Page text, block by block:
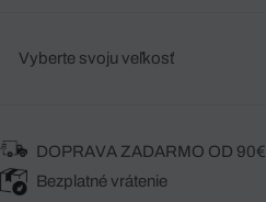
Vyberte svoju veľkosť
DOPRAVA ZADARMO OD 90€
Bezplatné vrátenie